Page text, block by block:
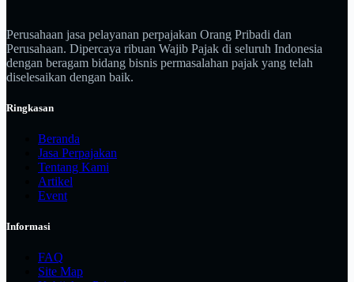
Perusahaan jasa pelayanan perpajakan Orang Pribadi dan
Perusahaan. Dipercaya ribuan Wajib Pajak di seluruh Indonesia
dengan beragam bidang bisnis permasalahan pajak yang telah
diselesaikan dengan baik.
Ringkasan
Beranda
Jasa Perpajakan
Tentang Kami
Artikel
Event
Informasi
FAQ
Site Map